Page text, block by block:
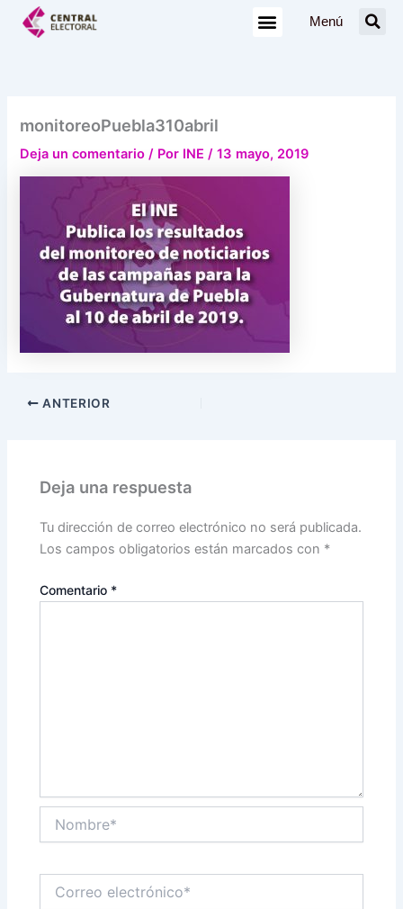
Menú
monitoreoPuebla310abril
Deja un comentario / Por INE/13 mayo, 2019
ANTERIOR
Deja una respuesta
Tu dirección de correo electrónico no será publicada.
Los campos obligatorios están marcados con *
Comentario *
electrónico*